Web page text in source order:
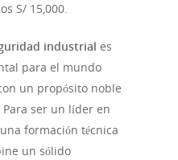
S/ 15,000.
industrial es
para el mundo
un propósito noble
ser un líder en
formación técnica
un sólido